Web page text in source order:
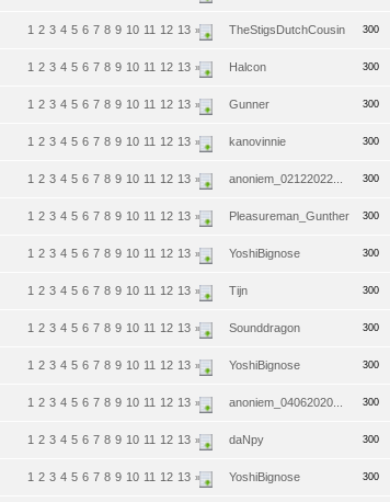
1 2 3 4 5 6 7 8 9 10 11 12 13 » TheStigsDutchCousin 300
1 2 3 4 5 6 7 8 9 10 11 12 13 » Halcon 300
1 2 3 4 5 6 7 8 9 10 11 12 13 » Gunner 300
1 2 3 4 5 6 7 8 9 10 11 12 13 » kanovinnie 300
1 2 3 4 5 6 7 8 9 10 11 12 13 » anoniem_02122022... 300
1 2 3 4 5 6 7 8 9 10 11 12 13 » Pleasureman_Gunther 300
1 2 3 4 5 6 7 8 9 10 11 12 13 » YoshiBignose 300
1 2 3 4 5 6 7 8 9 10 11 12 13 » Tijn 300
1 2 3 4 5 6 7 8 9 10 11 12 13 » Sounddragon 300
1 2 3 4 5 6 7 8 9 10 11 12 13 » YoshiBignose 300
1 2 3 4 5 6 7 8 9 10 11 12 13 » anoniem_04062020... 300
1 2 3 4 5 6 7 8 9 10 11 12 13 » daNpy 300
1 2 3 4 5 6 7 8 9 10 11 12 13 » YoshiBignose 300